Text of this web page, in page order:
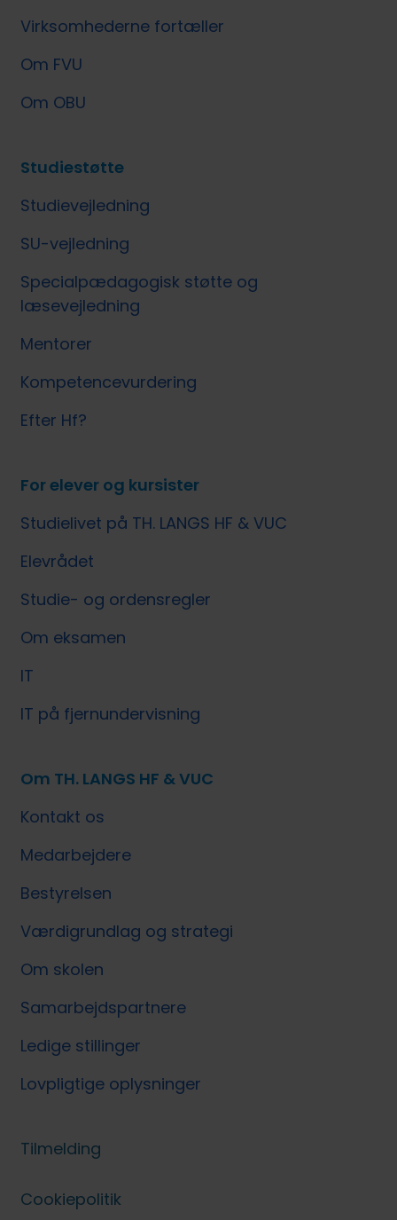
Virksomhederne fortæller
Om FVU
Om OBU
Studiestøtte
Studievejledning
SU-vejledning
Specialpædagogisk støtte og
læsevejledning
Mentorer
Kompetencevurdering
Efter Hf?
For elever og kursister
Studielivet på TH. LANGS HF & VUC
Elevrådet
Studie- og ordensregler
Om eksamen
IT
IT på fjernundervisning
Om TH. LANGS HF & VUC
Kontakt os
Medarbejdere
Bestyrelsen
Værdigrundlag og strategi
Om skolen
Samarbejdspartnere
Ledige stillinger
Lovpligtige oplysninger
Tilmelding
Cookiepolitik